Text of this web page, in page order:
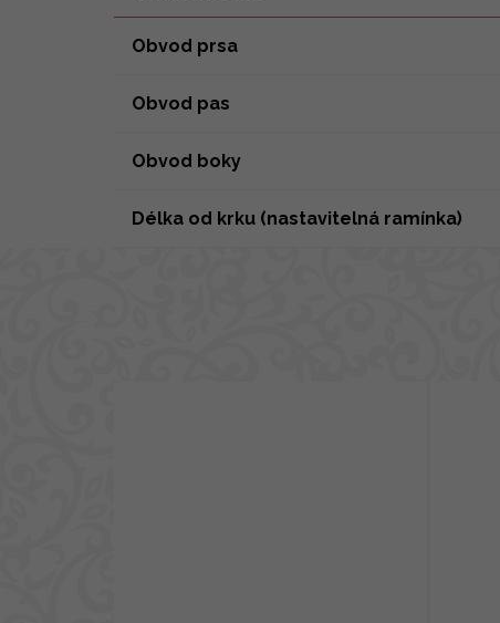
Obvod prsa
Obvod pas
Obvod boky
Délka od krku (nastavitelná ramínka)